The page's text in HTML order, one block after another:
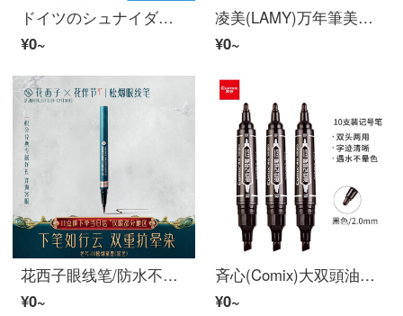
ドイツのシュナイダーBK 406レトロ万年筆男女学生用習字ペンサインペンインクペン特細EF先【トルコブルーEF先】
¥0~
凌美(LAMY)万年筆美工筆墨水筆JOY喜悦シリーズ銀帽黒棒美工絵画筆箱
¥0~
花西子眼线笔/防水不晕染长久伪素颜初心者内胶网红眼线液笔-01松烟黛墨(黒)
¥0~
斉心(Comix)大双頭油性記号ペン筆記工具10本黒MK 803
¥0~